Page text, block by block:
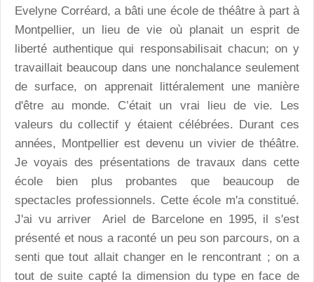
Evelyne Corréard, a bâti une école de théâtre à part à
Montpellier, un lieu de vie où planait un esprit de
liberté authentique qui responsabilisait chacun; on y
travaillait beaucoup dans une nonchalance seulement
de surface, on apprenait littéralement une manière
d'être au monde. C’était un vrai lieu de vie. Les
valeurs du collectif y étaient célébrées. Durant ces
années, Montpellier est devenu un vivier de théâtre.
Je voyais des présentations de travaux dans cette
école bien plus probantes que beaucoup de
spectacles professionnels. Cette école m'a constitué.
J'ai vu arriver Ariel de Barcelone en 1995, il s'est
présenté et nous a raconté un peu son parcours, on a
senti que tout allait changer en le rencontrant ; on a
tout de suite capté la dimension du type en face de